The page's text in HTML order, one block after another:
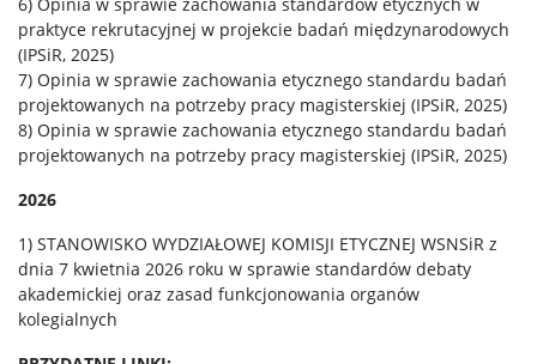
praktyce rekrutacyjnej w projekcie badań międzynarodowych
(IPSiR, 2025)
7) Opinia w sprawie zachowania etycznego standardu badań
projektowanych na potrzeby pracy magisterskiej (IPSiR, 2025)
8) Opinia w sprawie zachowania etycznego standardu badań
projektowanych na potrzeby pracy magisterskiej (IPSiR, 2025)
2026
1) STANOWISKO WYDZIAŁOWEJ KOMISJI ETYCZNEJ WSNSiR z
dnia 7 kwietnia 2026 roku w sprawie standardów debaty
akademickiej oraz zasad funkcjonowania organów
kolegialnych